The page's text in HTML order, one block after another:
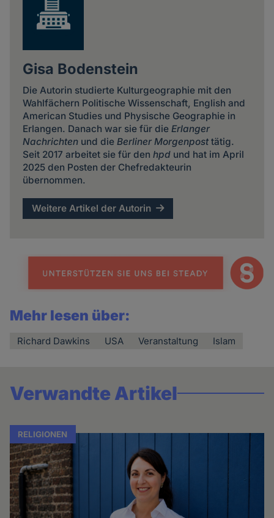
Gisa Bodenstein
Die Autorin studierte Kulturgeographie mit den
Wahlfächern Politische Wissenschaft, English and
American Studies und Physische Geographie in
Erlangen. Danach war sie für die Erlanger
Nachrichtenund die Berliner Morgenposttätig.
Seit 2017 arbeitet sie für den hpdund hat im April
2025 den Posten der Chefredakteurin
übernommen.
Weitere Artikel der Autorin
Mehr lesen über:
Richard Dawkins USA Veranstaltung Islam
Verwandte Artikel
RELIGIONEN